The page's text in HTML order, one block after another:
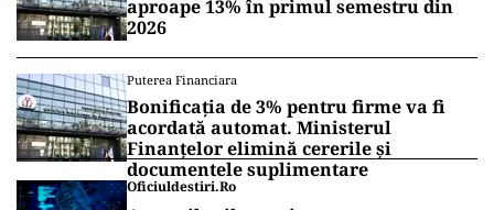
TEHNOLOGIE
O promovare intensivă: ce este Steam
Machine
TEHNOLOGIE